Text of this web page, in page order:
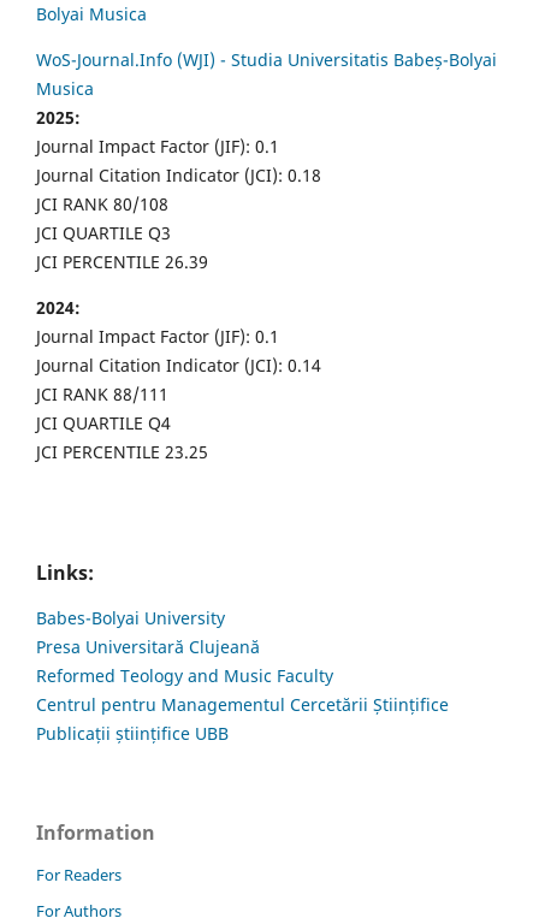
Bolyai Musica
WoS-Journal.Info (WJI) - Studia Universitatis Babeș-Bolyai
Musica
2025:
Journal Impact Factor (JIF): 0.1
Journal Citation Indicator (JCI): 0.18
JCI RANK 80/108
JCI QUARTILE Q3
JCI PERCENTILE 26.39
2024:
Journal Impact Factor (JIF): 0.1
Journal Citation Indicator (JCI): 0.14
JCI RANK 88/111
JCI QUARTILE Q4
JCI PERCENTILE 23.25
Links:
Babes-Bolyai University
Presa Universitară Clujeană
Reformed Teology and Music Faculty
Centrul pentru Managementul Cercetării Științifice
Publicații științifice UBB
Information
For Readers
For Authors